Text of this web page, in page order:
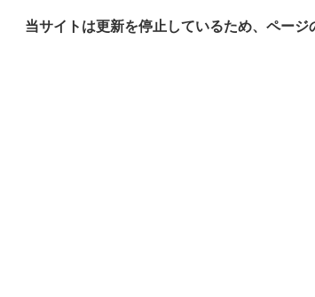
当サイトは更新を停止しているため、ペー